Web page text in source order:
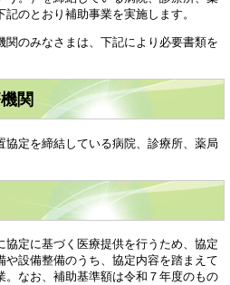
のとおり補助事業を実施します。
のみなさまは、下記により必要書類を
関
定を締結している病院、診療所、薬局
定に基づく医療提供を行うため、協定
設備整備のうち、協定内容を踏まえて
。なお、補助基準額は令和７年度のもの